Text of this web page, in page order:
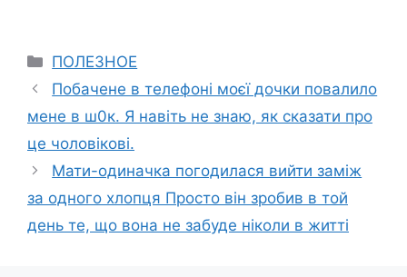
Categories
ПОЛЕЗНОЕ
Побачене в телефоні моєї дочки повалило
мене в ш0к. Я навіть не знаю, як сказати про
це чоловікові.
Мати-одиначка погодилася вийти заміж
за одного хлопця Просто він зробив в той
день те, що вона не забуде ніколи в житті